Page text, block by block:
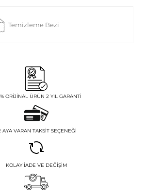
Temizleme Bezi
ORIJINAL ÜRÜN 2 YIL GARANTI
AYA VARAN TAKSIT SEÇENEĞI
KOLAY İADE VE DEĞIŞIM